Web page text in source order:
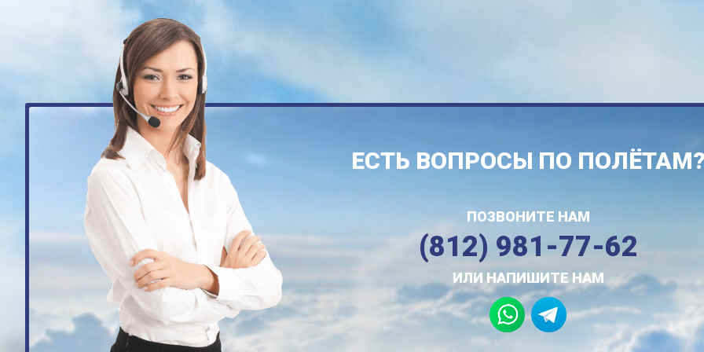
ЕСТЬ ВОПРОСЫ ПО
ПОЗВОНИТЕ НАМ
(812) 981-77-62
ИЛИ НАПИШИТЕ НАМ